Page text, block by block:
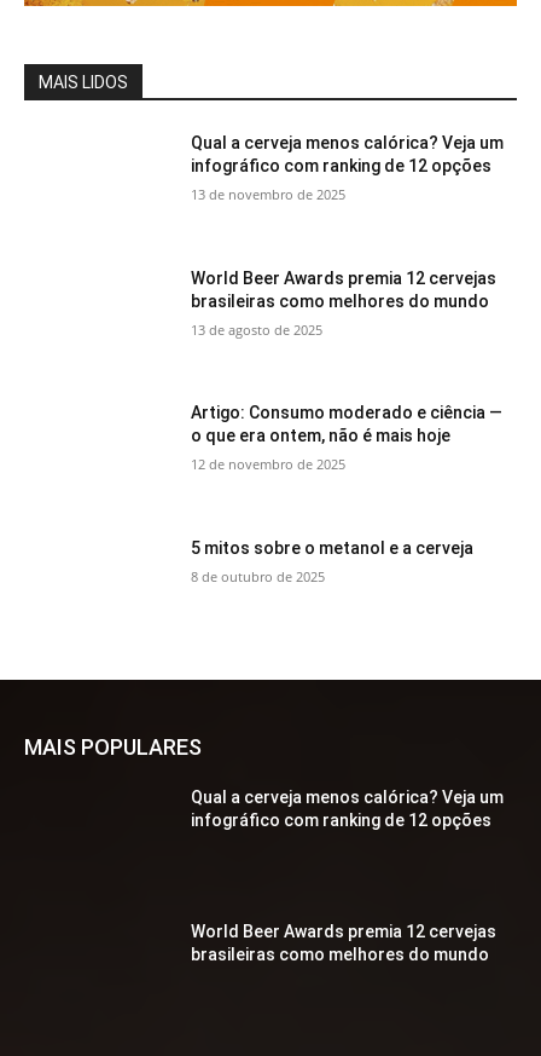
MAIS LIDOS
Qual a cerveja menos calórica? Veja um
infográfico com ranking de 12 opções
13 de novembro de 2025
World Beer Awards premia 12 cervejas
brasileiras como melhores do mundo
13 de agosto de 2025
Artigo: Consumo moderado e ciência —
o que era ontem, não é mais hoje
12 de novembro de 2025
5 mitos sobre o metanol e a cerveja
8 de outubro de 2025
MAIS POPULARES
Qual a cerveja menos calórica? Veja um
infográfico com ranking de 12 opções
World Beer Awards premia 12 cervejas
brasileiras como melhores do mundo